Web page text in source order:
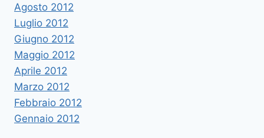
Agosto 2012
Luglio 2012
Giugno 2012
Maggio 2012
Aprile 2012
Marzo 2012
Febbraio 2012
Gennaio 2012